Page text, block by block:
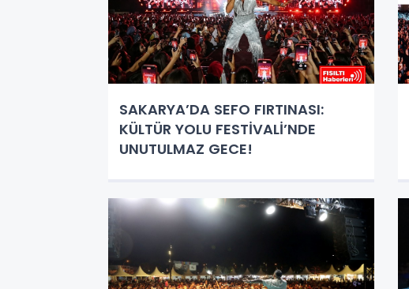
SAKARYA’DA SEFO FIRTINASI:
KÜLTÜR YOLU FESTİVALİ’NDE
UNUTULMAZ GECE!